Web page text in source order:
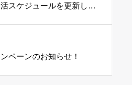
5,6月のWS、昼活スケジュールを更新しました♫
ペーンのお知らせ！